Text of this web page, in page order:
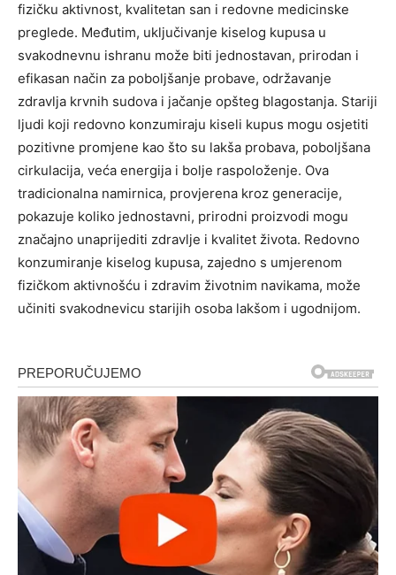
fizičku aktivnost, kvalitetan san i redovne medicinske
preglede. Međutim, uključivanje kiselog kupusa u
svakodnevnu ishranu može biti jednostavan, prirodan i
efikasan način za poboljšanje probave, održavanje
zdravlja krvnih sudova i jačanje opšteg blagostanja. Stariji
ljudi koji redovno konzumiraju kiseli kupus mogu osjetiti
pozitivne promjene kao što su lakša probava, poboljšana
cirkulacija, veća energija i bolje raspoloženje. Ova
tradicionalna namirnica, provjerena kroz generacije,
pokazuje koliko jednostavni, prirodni proizvodi mogu
značajno unaprijediti zdravlje i kvalitet života. Redovno
konzumiranje kiselog kupusa, zajedno s umjerenom
fizičkom aktivnošću i zdravim životnim navikama, može
učiniti svakodnevicu starijih osoba lakšom i ugodnijom.